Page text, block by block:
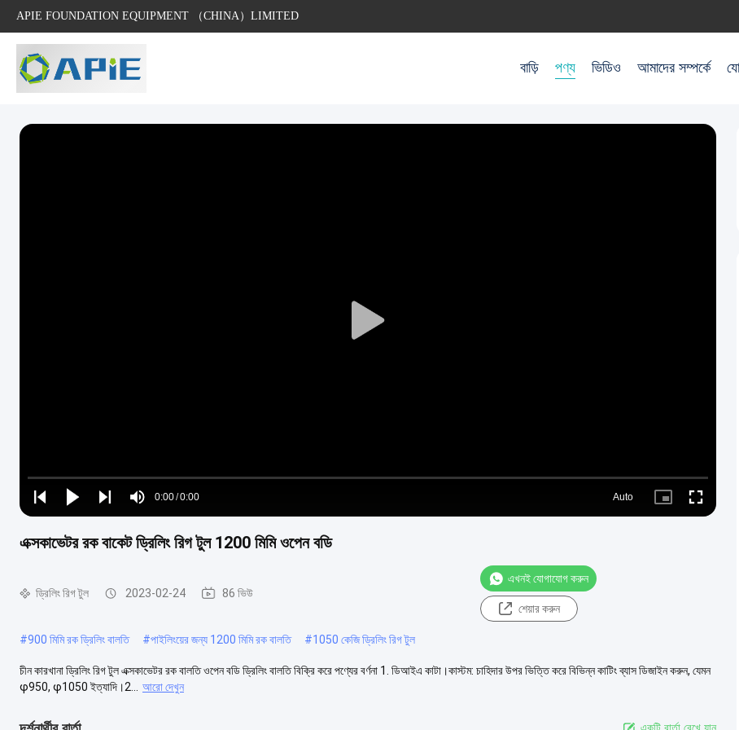
APIE FOUNDATION EQUIPMENT （CHINA）LIMITED
বাড়ি পণ্য ভিডিও আমাদের সম্পর্কে
Play
Play
Play
Play
Mute
Time
0:00/0:00
Loaded:
0%
Auto
Picture- Fullscreen
এক্সকাভেটর রক বাকেট ড্রিলিং রিগ টুল 1200 মিমি ওপেন বডি
ড্রিলিং রিগ টুল 2023-02-24 86 ভিউ
এখনই যোগাযোগ করুন
শেয়ার করুন
#900 মিমি রক ড্রিলিং বালতি #পাইলিংয়ের জন্য 1200 মিমি রক বালতি #1050 কেজি ড্রিলিং রিগ টুল
চীন কারখানা ড্রিলিং রিগ টুল এক্সকাভেটর রক বালতি ওপেন বডি ড্রিলিং বালতি বিক্রি করে পণ্যের বর্ণনা 1. ডিআইএ কাটা।কাস্টম: চাহিদার উপর ভিত্তি করে বিভিন্ন কাটিং ব্যাস ডিজাইন করুন, যেমন
φ950, φ1050 ইত্যাদি।2...
আরো দেখুন
একটি বার্তা রেখে যান